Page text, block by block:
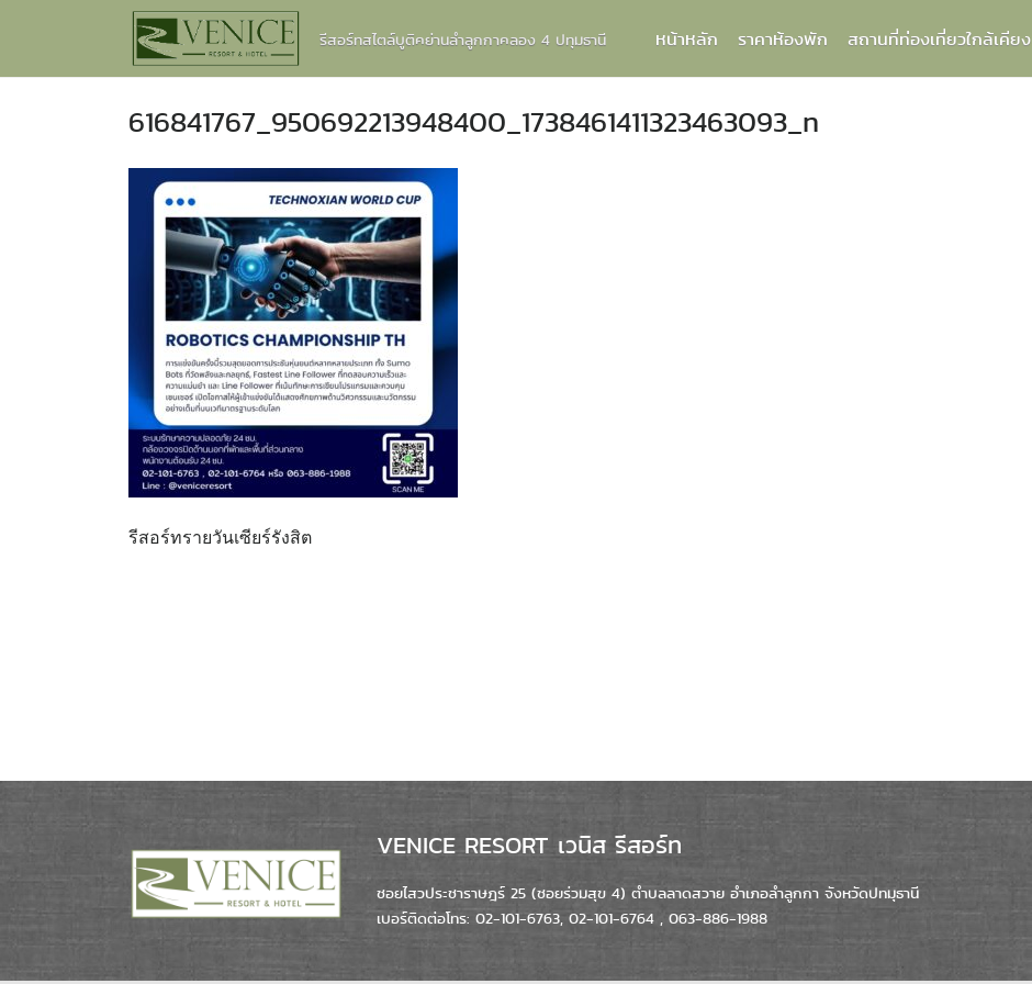
รีสอร์ทสไตล์บูติคย่านลำลูกกาคลอง 4 ปทุมธานี หน้าหลัก ราคาห้องพัก สถานที่ท่องเที่ยวใกล้เคียง
616841767_950692213948400_1738461411323463093_n
รีสอร์ทรายวันเซียร์รังสิต
VENICE RESORT เวนิส รีสอร์ท
ซอยไสวประชาราษฎร์ 25 (ซอยร่วมสุข 4) ตำบลลาดสวาย อำเภอลำลูกกา จังหวัดปทมุธานี
เบอร์ติดต่อโทร: 02-101-6763, 02-101-6764 , 063-886-1988